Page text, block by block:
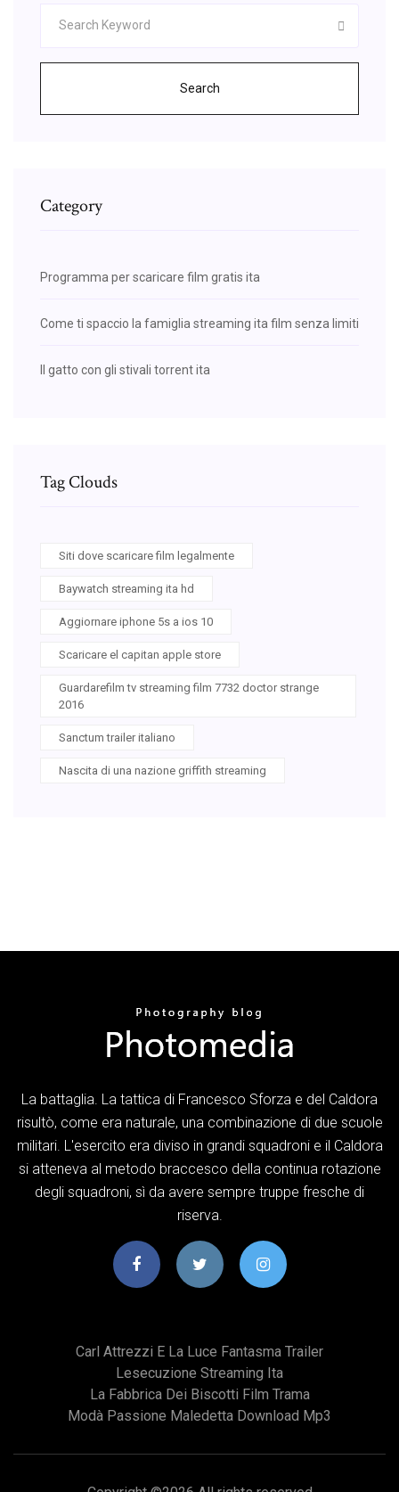
Search
Category
Programma per scaricare film gratis ita
Come ti spaccio la famiglia streaming ita film senza limiti
Il gatto con gli stivali torrent ita
Tag Clouds
Siti dove scaricare film legalmente
Baywatch streaming ita hd
Aggiornare iphone 5s a ios 10
Scaricare el capitan apple store
Guardarefilm tv streaming film 7732 doctor strange
2016
Sanctum trailer italiano
Nascita di una nazione griffith streaming
La battaglia. La tattica di Francesco Sforza e del Caldora
risultò, come era naturale, una combinazione di due scuole
militari. L'esercito era diviso in grandi squadroni e il Caldora
si atteneva al metodo braccesco della continua rotazione
degli squadroni, sì da avere sempre truppe fresche di
riserva.
Carl Attrezzi E La Luce Fantasma Trailer
Lesecuzione Streaming Ita
La Fabbrica Dei Biscotti Film Trama
Modà Passione Maledetta Download Mp3